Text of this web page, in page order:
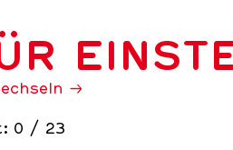
→
0 / 23